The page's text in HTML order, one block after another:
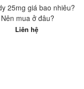
25mg giá bao nhiêu?
Nên mua ở đâu?
Liên hệ